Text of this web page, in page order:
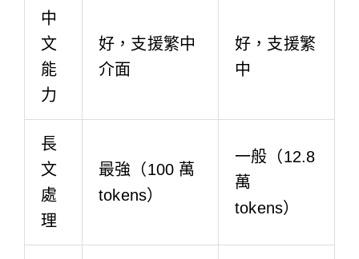
中
文
能
力
好，支援繁中
介面
好，支援繁
中
長
文
處
理
最強（100 萬
tokens）
一般（12.8
萬
tokens）